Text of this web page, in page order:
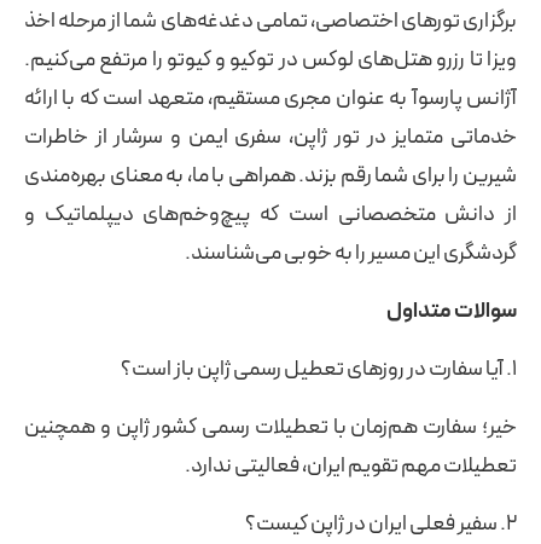
برگزاری تورهای اختصاصی، تمامی دغدغه‌های شما از مرحله اخذ
ویزا تا رزرو هتل‌های لوکس در توکیو و کیوتو را مرتفع می‌کنیم.
آژانس پارسوآ به عنوان مجری مستقیم، متعهد است که با ارائه
خدماتی متمایز در تور ژاپن، سفری ایمن و سرشار از خاطرات
شیرین را برای شما رقم بزند. همراهی با ما، به معنای بهره‌مندی
از دانش متخصصانی است که پیچ‌وخم‌های دیپلماتیک و
گردشگری این مسیر را به خوبی می‌شناسند.
سوالات متداول
۱. آیا سفارت در روزهای تعطیل رسمی ژاپن باز است؟
خیر؛ سفارت هم‌زمان با تعطیلات رسمی کشور ژاپن و همچنین
تعطیلات مهم تقویم ایران، فعالیتی ندارد.
۲. سفیر فعلی ایران در ژاپن کیست؟